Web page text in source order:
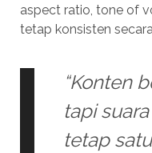
aspect ratio, tone of
tetap konsisten
“Konten
tapi
tetap